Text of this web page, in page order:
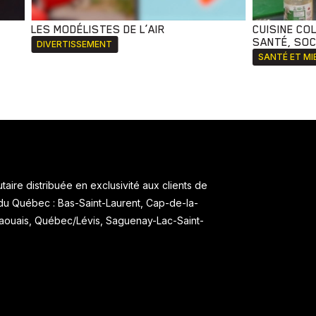
LES MODÉLISTES DE L’AIR
DIVERTISSEMENT
CUISINE
SANTÉ,
SANTÉ ET
distribuée en exclusivité aux clients de
Québec : Bas-Saint-Laurent, Cap-de-la-
Québec/Lévis, Saguenay-Lac-Saint-